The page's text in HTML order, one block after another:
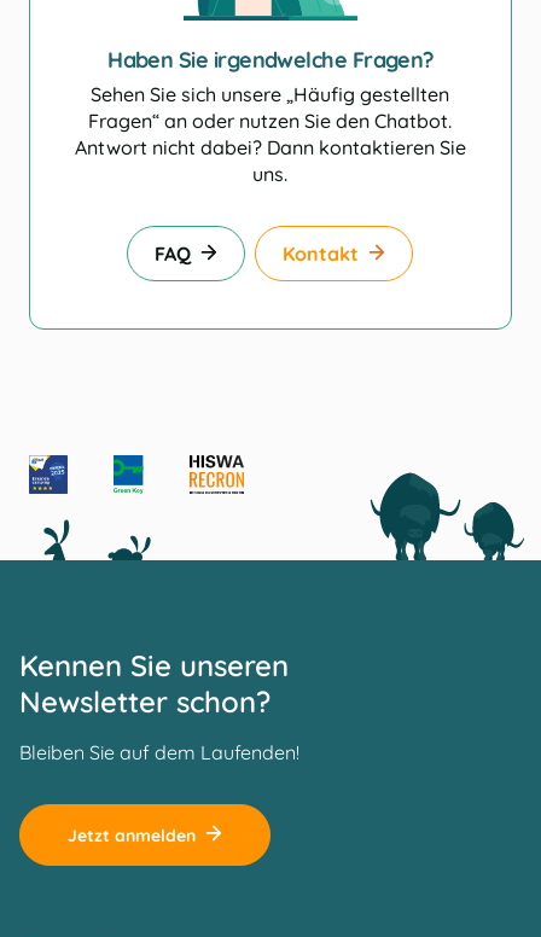
Haben Sie irgendwelche Fragen?
Sehen Sie sich unsere „Häufig gestellten
Fragen“ an oder nutzen Sie den Chatbot.
Antwort nicht dabei? Dann kontaktieren Sie
uns.
FAQ Kontakt
Kennen Sie unseren
Newsletter schon?
Bleiben Sie auf dem Laufenden!
Jetzt anmelden